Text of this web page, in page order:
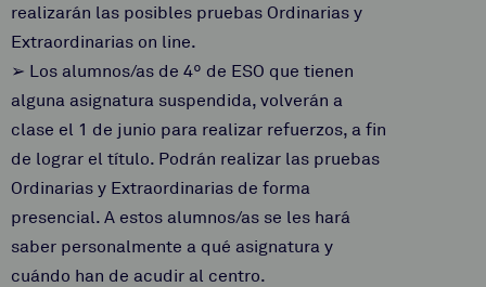
realizarán las posibles pruebas Ordinarias y
Extraordinarias on line.
➢ Los alumnos/as de 4º de ESO que tienen
alguna asignatura suspendida, volverán a
clase el 1 de junio para realizar refuerzos, a fin
de lograr el título. Podrán realizar las pruebas
Ordinarias y Extraordinarias de forma
presencial. A estos alumnos/as se les hará
saber personalmente a qué asignatura y
cuándo han de acudir al centro.